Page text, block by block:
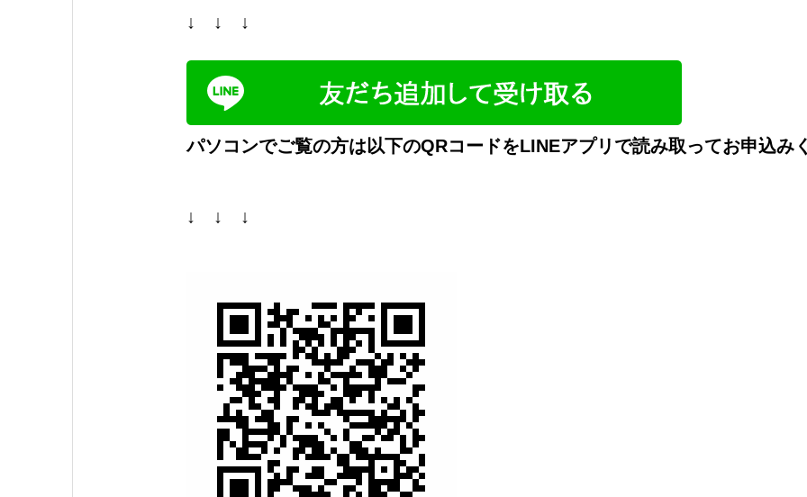
↓ ↓ ↓
パソコンでご覧の方は以下のQRコードをLINEアプリで読み取ってお申込み
↓ ↓ ↓